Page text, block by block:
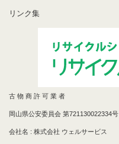
リンク集
古 物 商 許 可 業 者
岡山県公安委員会 第721130022334号
会社名 : 株式会社 ウェルサービス